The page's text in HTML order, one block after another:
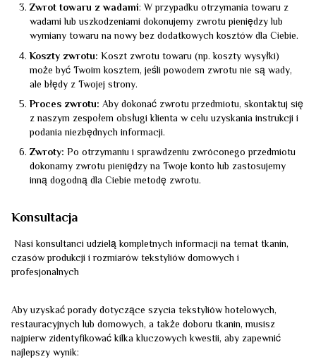
Zwrot towaru z wadami: W przypadku otrzymania towaru z
wadami lub uszkodzeniami dokonujemy zwrotu pieniędzy lub
wymiany towaru na nowy bez dodatkowych kosztów dla Ciebie.
Koszty zwrotu: Koszt zwrotu towaru (np. koszty wysyłki)
może być Twoim kosztem, jeśli powodem zwrotu nie są wady,
ale błędy z Twojej strony.
Proces zwrotu: Aby dokonać zwrotu przedmiotu, skontaktuj się
z naszym zespołem obsługi klienta w celu uzyskania instrukcji i
podania niezbędnych informacji.
Zwroty: Po otrzymaniu i sprawdzeniu zwróconego przedmiotu
dokonamy zwrotu pieniędzy na Twoje konto lub zastosujemy
inną dogodną dla Ciebie metodę zwrotu.
Konsultacja
Nasi konsultanci udzielą kompletnych informacji na temat tkanin,
czasów produkcji i rozmiarów tekstyliów domowych i
profesjonalnych
Aby uzyskać porady dotyczące szycia tekstyliów hotelowych,
restauracyjnych lub domowych, a także doboru tkanin, musisz
najpierw zidentyfikować kilka kluczowych kwestii, aby zapewnić
najlepszy wynik: